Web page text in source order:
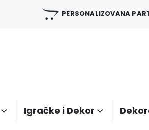
PERSONALIZOVANA
Igračke i Dekor